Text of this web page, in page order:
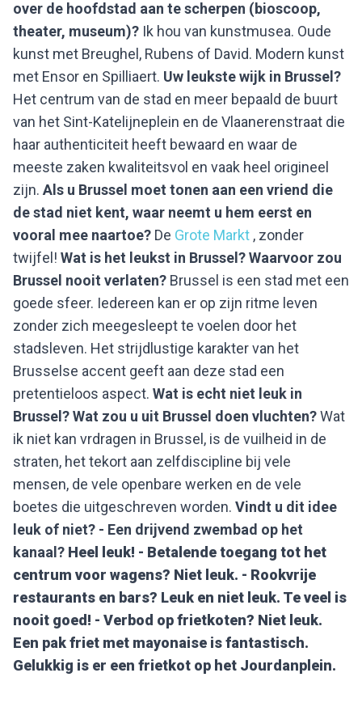
over de hoofdstad aan te scherpen (bioscoop,
theater, museum)? Ik hou van kunstmusea. Oude
kunst met Breughel, Rubens of David. Modern kunst
met Ensor en Spilliaert. Uw leukste wijk in Brussel?
Het centrum van de stad en meer bepaald de buurt
van het Sint-Katelijneplein en de Vlaanerenstraat die
haar authenticiteit heeft bewaard en waar de
meeste zaken kwaliteitsvol en vaak heel origineel
zijn. Als u Brussel moet tonen aan een vriend die
de stad niet kent, waar neemt u hem eerst en
vooral mee naartoe? De Grote Markt , zonder
twijfel! Wat is het leukst in Brussel? Waarvoor zou
Brussel nooit verlaten? Brussel is een stad met een
goede sfeer. Iedereen kan er op zijn ritme leven
zonder zich meegesleept te voelen door het
stadsleven. Het strijdlustige karakter van het
Brusselse accent geeft aan deze stad een
pretentieloos aspect. Wat is echt niet leuk in
Brussel? Wat zou u uit Brussel doen vluchten?Wat
ik niet kan vrdragen in Brussel, is de vuilheid in de
straten, het tekort aan zelfdiscipline bij vele
mensen, de vele openbare werken en de vele
boetes die uitgeschreven worden. Vindt u dit idee
leuk of niet? - Een drijvend zwembad op het
kanaal? Heel leuk! - Betalende toegang tot het
centrum voor wagens? Niet leuk. - Rookvrije
restaurants en bars? Leuk en niet leuk. Te veel is
nooit goed! - Verbod op frietkoten? Niet leuk.
Een pak friet met mayonaise is fantastisch.
Gelukkig is er een frietkot op het Jourdanplein.